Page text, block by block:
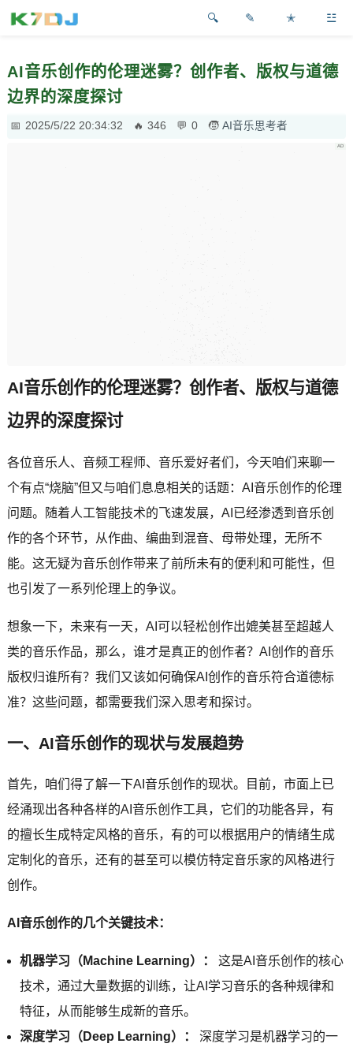
✎ ✭ ☳
AI音乐创作的伦理迷雾？创作者、版权与道德
边界的深度探讨
2025/5/22 20:34:32 346 0 AI音乐思考者
AI音乐创作的伦理迷雾？创作者、版权与道德
边界的深度探讨
各位音乐人、音频工程师、音乐爱好者们，今天咱们来聊一
个有点“烧脑”但又与咱们息息相关的话题：AI音乐创作的伦理
问题。随着人工智能技术的飞速发展，AI已经渗透到音乐创
作的各个环节，从作曲、编曲到混音、母带处理，无所不
能。这无疑为音乐创作带来了前所未有的便利和可能性，但
也引发了一系列伦理上的争议。
想象一下，未来有一天，AI可以轻松创作出媲美甚至超越人
类的音乐作品，那么，谁才是真正的创作者？AI创作的音乐
版权归谁所有？我们又该如何确保AI创作的音乐符合道德标
准？这些问题，都需要我们深入思考和探讨。
一、AI音乐创作的现状与发展趋势
首先，咱们得了解一下AI音乐创作的现状。目前，市面上已
经涌现出各种各样的AI音乐创作工具，它们的功能各异，有
的擅长生成特定风格的音乐，有的可以根据用户的情绪生成
定制化的音乐，还有的甚至可以模仿特定音乐家的风格进行
创作。
AI音乐创作的几个关键技术：
机器学习（Machine Learning）：
这是AI音乐创作的核心
技术，通过大量数据的训练，让AI学习音乐的各种规律和
特征，从而能够生成新的音乐。
深度学习（Deep Learning）：
深度学习是机器学习的一